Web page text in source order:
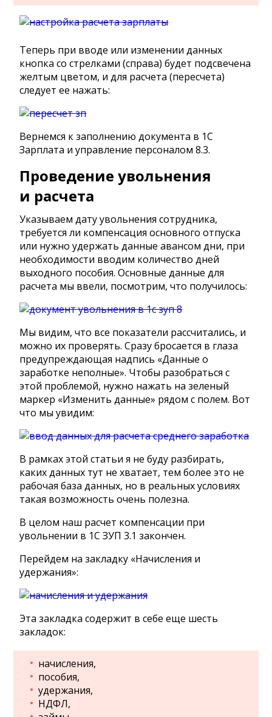
Теперь при вводе или изменении данных
кнопка со стрелками (справа) будет подсвечена
желтым цветом, и для расчета (пересчета)
следует ее нажать:
Вернемся к заполнению документа в 1С
Зарплата и управление персоналом 8.3.
Проведение увольнения
и расчета
Указываем дату увольнения сотрудника,
требуется ли компенсация основного отпуска
или нужно удержать данные авансом дни, при
необходимости вводим количество дней
выходного пособия. Основные данные для
расчета мы ввели, посмотрим, что получилось:
Мы видим, что все показатели рассчитались, и
можно их проверять. Сразу бросается в глаза
предупреждающая надпись «Данные о
заработке неполные». Чтобы разобраться с
этой проблемой, нужно нажать на зеленый
маркер «Изменить данные» рядом с полем. Вот
что мы увидим:
В рамках этой статьи я не буду разбирать,
каких данных тут не хватает, тем более это не
рабочая база данных, но в реальных условиях
такая возможность очень полезна.
В целом наш расчет компенсации при
увольнении в 1С ЗУП 3.1 закончен.
Перейдем на закладку «Начисления и
удержания»:
Эта закладка содержит в себе еще шесть
закладок:
начисления,
пособия,
удержания,
НДФЛ,